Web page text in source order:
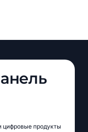
цифровые продукты